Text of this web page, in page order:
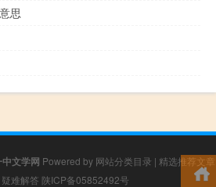
思
文学网 Powered by 网站分类目录 | 精选推荐文章
疑难解答 陕ICP备05852492号